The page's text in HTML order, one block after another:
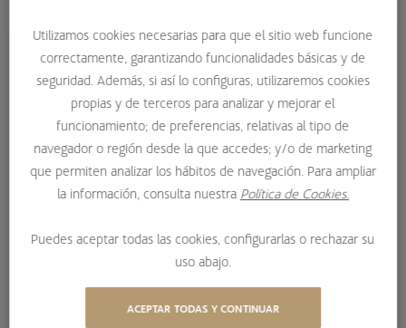
Utilizamos cookies necesarias para que el sitio web funcione
correctamente, garantizando funcionalidades básicas y de
seguridad. Además, si así lo configuras, utilizaremos cookies
propias y de terceros para analizar y mejorar el
funcionamiento; de preferencias, relativas al tipo de
navegador o región desde la que accedes; y/o de marketing
que permiten analizar los hábitos de navegación. Para ampliar
la información, consulta nuestra Política de Cookies.
Puedes aceptar todas las cookies, configurarlas o rechazar su
uso abajo.
ACEPTAR TODAS Y CONTINUAR